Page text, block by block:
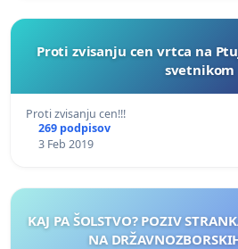
Proti zvisanju cen vrtca na
svetnikom
Proti zvisanju cen!!!
269 podpisov
3 Feb 2019
KAJ PA ŠOLSTVO? POZIV
NA